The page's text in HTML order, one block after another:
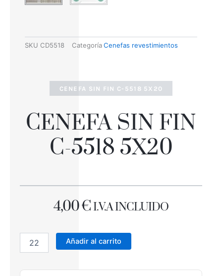
SKU CD5518 CategoríaCenefas revestimientos
CENEFA SIN FIN C-5518 5X20
CENEFA SIN FIN
C-5518 5X20
4,00€ I.V.A INCLUIDO
CENEFA
SIN
FIN
5518
Añadir al carrito